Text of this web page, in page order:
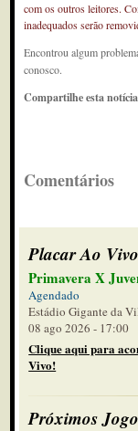
com os outros leitores.
inadequados serão
Encontrou algum
conosco.
Compartilhe esta
Comentários
Placar Ao Vivo
Primavera X
Agendado
Estádio Gigante da
08 ago 2026 - 17:00
Clique aqui para
Vivo!
Próximos